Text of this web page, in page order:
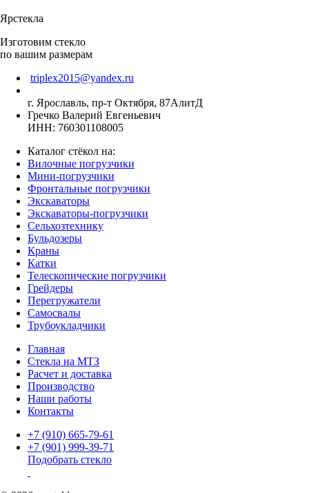
Ярстекла
Изготовим стекло
по вашим размерам
triplex2015@yandex.ru
г. Ярославль, пр-т Октября, 87АлитД
Гречко Валерий Евгеньевич
ИНН: 760301108005
Каталог стёкол на:
Вилочные погрузчики
Мини-погрузчики
Фронтальные погрузчики
Экскаваторы
Экскаваторы-погрузчики
Сельхозтехнику
Бульдозеры
Краны
Катки
Телескопические погрузчики
Грейдеры
Перегружатели
Самосвалы
Трубоукладчики
Главная
Стекла на МТЗ
Расчет и доставка
Производство
Наши работы
Контакты
+7 (910) 665-79-61
+7 (901) 999-39-71
Подобрать стекло